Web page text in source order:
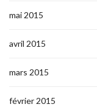
mai 2015
avril 2015
mars 2015
février 2015